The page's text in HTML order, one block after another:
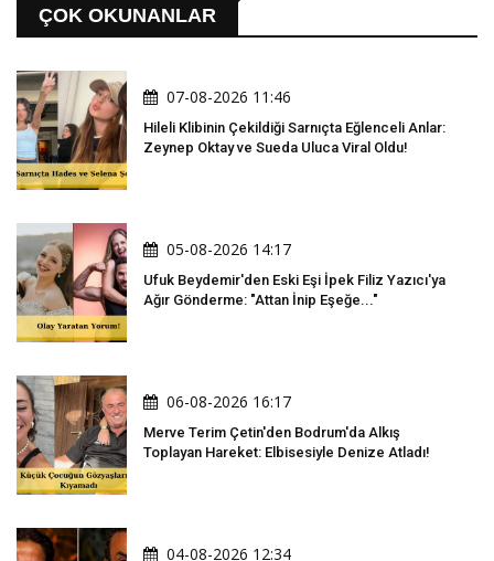
ÇOK OKUNANLAR
07-08-2026 11:46
Hileli Klibinin Çekildiği Sarnıçta Eğlenceli Anlar:
Zeynep Oktay ve Sueda Uluca Viral Oldu!
05-08-2026 14:17
Ufuk Beydemir'den Eski Eşi İpek Filiz Yazıcı'ya
Ağır Gönderme: "Attan İnip Eşeğe..."
06-08-2026 16:17
Merve Terim Çetin'den Bodrum'da Alkış
Toplayan Hareket: Elbisesiyle Denize Atladı!
04-08-2026 12:34